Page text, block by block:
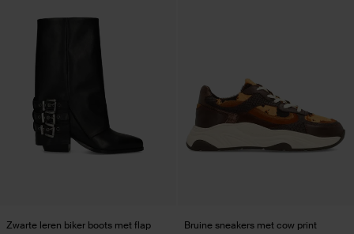
Zwarte leren biker boots met flap Bruine sneakers met cow print